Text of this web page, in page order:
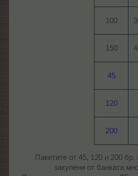
100​
150​
45
120
200
Пакетите от 45, 120 и 200
закупени от банката